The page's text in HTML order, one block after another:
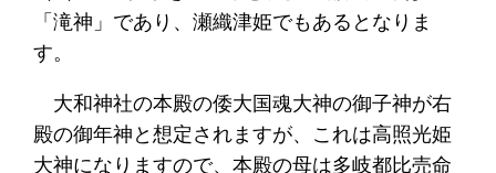
「滝神」であり、瀬織津姫でもあるとなりま
す。
大和神社の本殿の倭大国魂大神の御子神が右
殿の御年神と想定されますが、これは高照光姫
大神になりますので、本殿の母は多岐都比売命